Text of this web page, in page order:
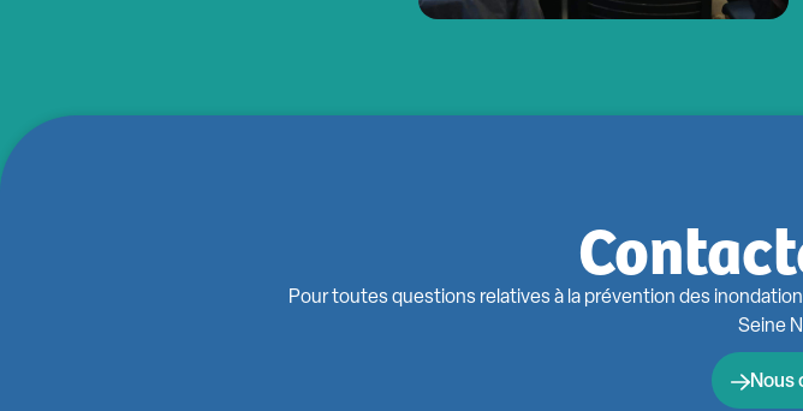
Pour toutes questions relatives à la prévention des
Seine
Nous